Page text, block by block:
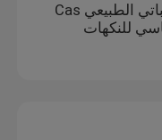
مكونات الغذاء الزيت الأساسي النباتي الطبيعي Cas
للنكهات